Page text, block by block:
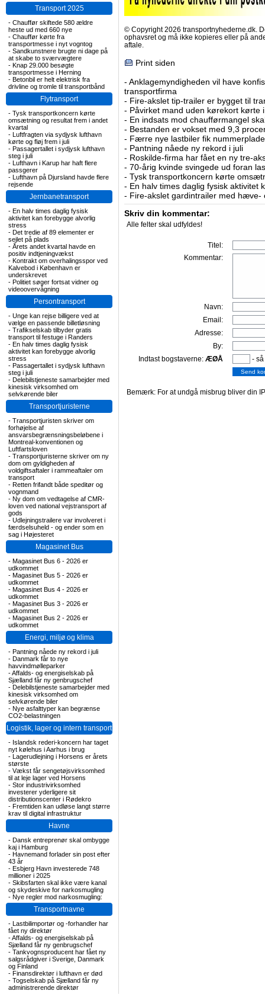
Transport 2025
- Chauffør skiftede 580 ældre
heste ud med 660 nye
- Chauffør kørte fra
transportmesse i nyt vogntog
- Sandkunstnere brugte ni dage på
at skabe to sværvægtere
- Knap 29.000 besøgte
transportmesse i Herning
- Betonbil er helt elektrisk fra
drivline og tromle til transportbånd
Flytransport
- Tysk transportkoncern kørte
omsætning og resultat frem i andet
kvartal
- Luftfragten via sydjysk lufthavn
kørte og fløj frem i juli
- Passagertallet i sydjysk lufthavn
steg i juli
- Lufthavn i Karup har haft flere
passgerer
- Lufthavn på Djursland havde flere
rejsende
Jernbanetransport
- En halv times daglig fysisk
aktivitet kan forebygge alvorlig
stress
- Det tredie af 89 elementer er
sejlet på plads
- Årets andet kvartal havde en
positiv indtjeningvækst
- Kontrakt om overhalingsspor ved
Kalvebod i København er
underskrevet
- Politiet søger fortsat vidner og
videoovervågning
Persontransport
- Unge kan rejse billigere ved at
vælge en passende billetløsning
- Trafikselskab tilbyder gratis
transport til festuge i Randers
- En halv times daglig fysisk
aktivitet kan forebygge alvorlig
stress
- Passagertallet i sydjysk lufthavn
steg i juli
- Delebilstjeneste samarbejder med
kinesisk virksomhed om
selvkørende biler
Transportjuristerne
- Transportjuristen skriver om
forhøjelse af
ansvarsbegrænsningsbeløbene i
Montreal-konventionen og
Luftfartsloven
- Transportjuristerne skriver om ny
dom om gyldigheden af
voldgiftsaftaler i rammeaftaler om
transport
- Retten frifandt både speditør og
vognmand
- Ny dom om vedtagelse af CMR-
loven ved national vejstransport af
gods
- Udlejningstrailere var involveret i
færdselsuheld - og ender som en
sag i Højesteret
Magasinet Bus
- Magasinet Bus 6 - 2026 er
udkommet
- Magasinet Bus 5 - 2026 er
udkommet
- Magasinet Bus 4 - 2026 er
udkommet
- Magasinet Bus 3 - 2026 er
udkommet
- Magasinet Bus 2 - 2026 er
udkommet
Energi, miljø og klima
- Pantning nåede ny rekord i juli
- Danmark får to nye
havvindmølleparker
-Affalds- og energiselskab på
Sjælland får ny genbrugschef
- Delebilstjeneste samarbejder med
kinesisk virksomhed om
selvkørende biler
- Nye asfalttyper kan begrænse
CO2-belastningen
Logistik, lager og intern transport
- Islandsk rederi-koncern har taget
nyt kølehus i Aarhus i brug
- Lagerudlejning i Horsens er årets
største
- Vækst får sengetøjsvirksomhed
til at leje lager ved Horsens
- Stor industrivirksomhed
investerer yderligere sit
distributionscenter i Rødekro
- Fremtiden kan udløse langt større
krav til digital infrastruktur
Havne
- Dansk entreprenør skal ombygge
kaj i Hamburg
- Havnemand forlader sin post efter
43 år
- Esbjerg Havn investerede 748
millioner i 2025
- Skibsfarten skal ikke være kanal
og skydeskive for narkosmugling
- Nye regler mod narkosmugling:
Transportnavne
- Lastbilimportør og -forhandler har
fået ny direktør
-Affalds- og energiselskab på
Sjælland får ny genbrugschef
- Tankvognsproducent har fået ny
salgsrådgiver i Sverige, Danmark
og Finland
- Finansdirektør i lufthavn er død
- Togselskab på Sjælland får ny
administrerende direktør
© Copyright 2026 transportnyhederne.dk.
ophavsret og må ikke kopieres eller på
aftale.
Print siden
- Anklagemyndigheden vil have
transportfirma
- Fire-akslet tip-trailer er bygget til
- Påvirket mand uden kørekort kørte
- En indsats mod chaufførmangel
- Bestanden er vokset med 9,3
- Færre nye lastbiler fik
- Pantning nåede ny rekord i juli
- Roskilde-firma har fået en ny tre-
- 70-årig kvinde svingede ud foran
- Tysk transportkoncern kørte
- En halv times daglig fysisk aktivitet
- Fire-akslet gardintrailer med hæve-
Skriv din kommentar:
Alle felter skal udfyldes!
Titel:
Kommentar:
Navn:
Email:
Adresse:
By:
Indtast bogstaverne: ÆØÅ -
Bemærk: For at undgå misbrug bliver din